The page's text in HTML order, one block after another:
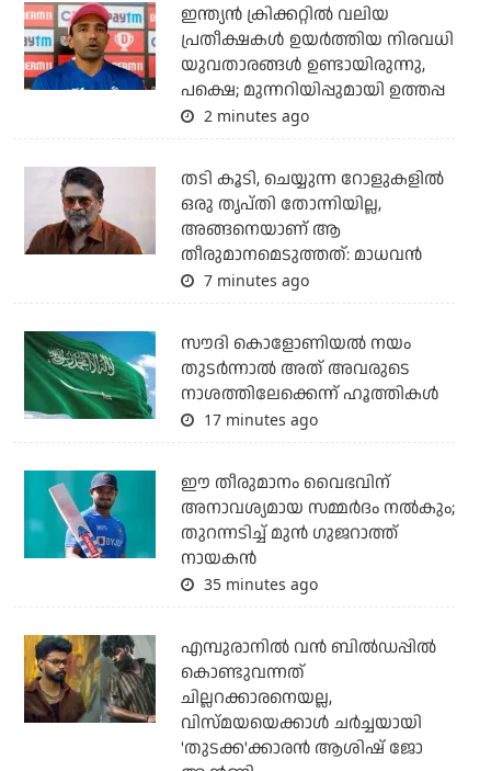
ഇന്ത്യന്‍ ക്രിക്കറ്റില്‍ വലിയ
പ്രതീക്ഷകള്‍ ഉയര്‍ത്തിയ നിരവധി
യുവതാരങ്ങള്‍ ഉണ്ടായിരുന്നു,
പക്ഷെ; മുന്നറിയിപ്പുമായി ഉത്തപ്പ
2 minutes ago
തടി കൂടി, ചെയ്യുന്ന റോളുകളില്‍
ഒരു തൃപ്തി തോന്നിയില്ല,
അങ്ങനെയാണ് ആ
തീരുമാനമെടുത്തത്: മാധവന്‍
7 minutes ago
സൗദി കൊളോണിയല്‍ നയം
തുടര്‍ന്നാല്‍ അത് അവരുടെ
നാശത്തിലേക്കെന്ന് ഹൂത്തികള്‍
17 minutes ago
ഈ തീരുമാനം വൈഭവിന്
അനാവശ്യമായ സമ്മര്‍ദം നല്‍കും;
തുറന്നടിച്ച് മുന്‍ ഗുജറാത്ത്
നായകന്‍
35 minutes ago
എമ്പുരാനില്‍ വന്‍ ബില്‍ഡപ്പില്‍
കൊണ്ടുവന്നത്
ചില്ലറക്കാരനെയല്ല,
വിസ്മയയെക്കാള്‍ ചര്‍ച്ചയായി
'തുടക്ക'ക്കാരന്‍ ആശിഷ് ജോ